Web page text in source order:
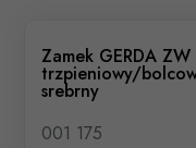
Zamek GERDA
trzpieniowy/
srebrny
001 175